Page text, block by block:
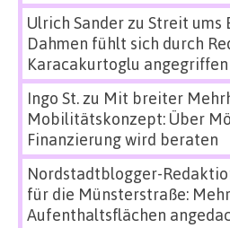
Ulrich Sanderzu Streit ums
Dahmen fühlt sich durch
Karacakurtoglu angegriffen
Ingo St.zu Mit breiter
Mobilitätskonzept: Über
Finanzierung wird beraten
Nordstadtblogger-
für die Münsterstraße:
Aufenthaltsflächen